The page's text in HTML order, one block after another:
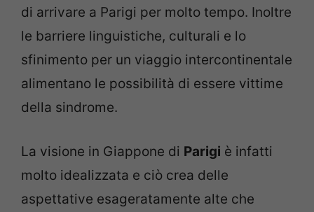
di arrivare a Parigi per molto tempo. Inoltre
le barriere linguistiche, culturali e lo
sfinimento per un viaggio intercontinentale
alimentano le possibilità di essere vittime
della sindrome.
La visione in Giappone di Parigi è infatti
molto idealizzata e ciò crea delle
aspettative esageratamente alte che